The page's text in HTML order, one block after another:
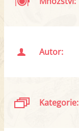
Autor:
Kategorie: